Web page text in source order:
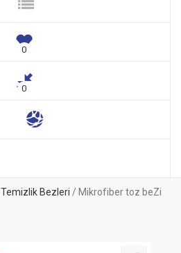
Temizlik Bezleri / Mikrofiber toz beZi